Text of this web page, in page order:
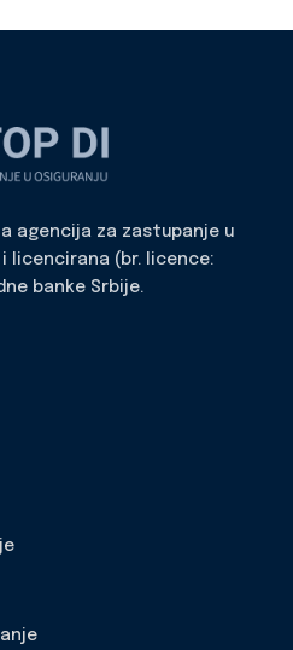
agencija za zastupanje u
licencirana (br. licence:
banke Srbije.